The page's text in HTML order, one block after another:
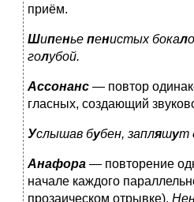
приём.
Шипенье пенистых бокал
голубой.
Ассонанс — повтор
гласных, создающий
Услышав бубен, запляшут
Анафора — повторение
начале каждого
прозаическом отрывке).